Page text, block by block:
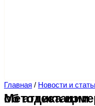
Главная / Новости и
Методика измерений химической активности углей лаборатории НПО «АЛЗАМИР» получила свидетельство об аттестации